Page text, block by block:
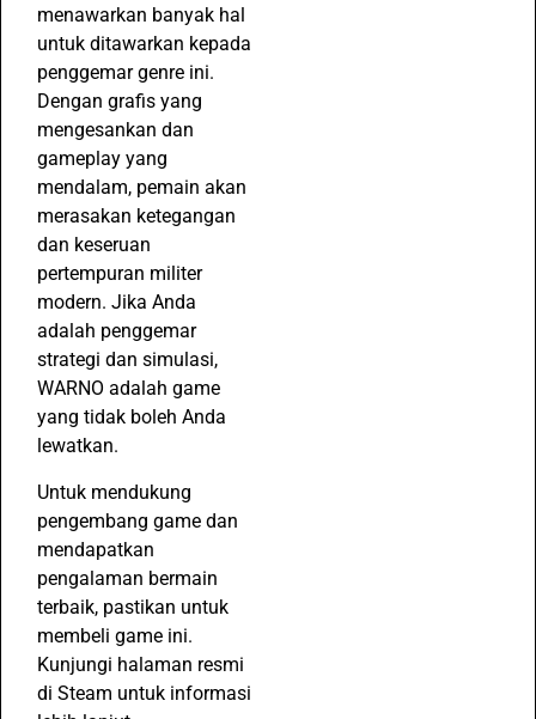
menawarkan banyak hal
untuk ditawarkan kepada
penggemar genre ini.
Dengan grafis yang
mengesankan dan
gameplay yang
mendalam, pemain akan
merasakan ketegangan
dan keseruan
pertempuran militer
modern. Jika Anda
adalah penggemar
strategi dan simulasi,
WARNO adalah game
yang tidak boleh Anda
lewatkan.
Untuk mendukung
pengembang game dan
mendapatkan
pengalaman bermain
terbaik, pastikan untuk
membeli game ini.
Kunjungi halaman resmi
di Steam untuk informasi